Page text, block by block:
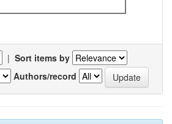
| Sort items by
Authors/record